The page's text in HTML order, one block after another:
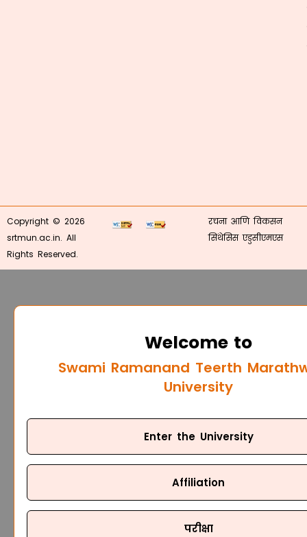
Copyright © 2026
srtmun.ac.in. All
Rights Reserved.
रचना आणि विकसन
सिंथेसिस एडुसीएमएस
Welcome to
Swami Ramanand Teerth
University
Enter the University
Affiliation
परीक्षा